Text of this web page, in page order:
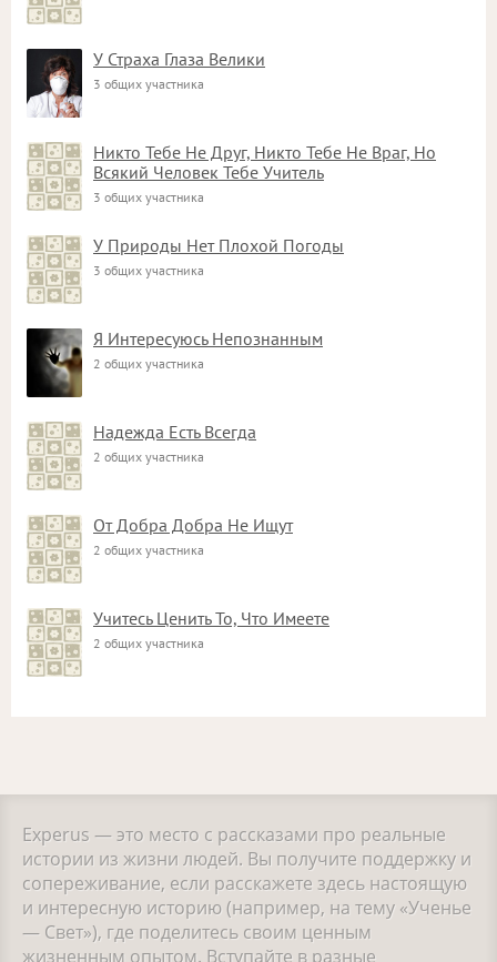
У Страха Глаза Велики
3 общих участника
Никто Тебе Не Друг, Никто Тебе Не Враг, Но
Всякий Человек Тебе Учитель
3 общих участника
У Природы Нет Плохой Погоды
3 общих участника
Я Интересуюсь Непознанным
2 общих участника
Надежда Есть Всегда
2 общих участника
От Добра Добра Не Ищут
2 общих участника
Учитесь Ценить То, Что Имеете
2 общих участника
Experus — это место с рассказами про реальные
истории из жизни людей. Вы получите поддержку и
сопереживание, если расскажете здесь настоящую
и интересную историю (например, на тему «Ученье
— Свет»), где поделитесь своим ценным
жизненным опытом. Вступайте в разные